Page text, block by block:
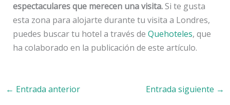
espectaculares que merecen una visita.Si te gusta
esta zona para alojarte durante tu visita a Londres,
puedes buscar tu hotel a través de Quehoteles, que
ha colaborado en la publicación de este artículo.
← Entrada anterior Entrada siguiente →